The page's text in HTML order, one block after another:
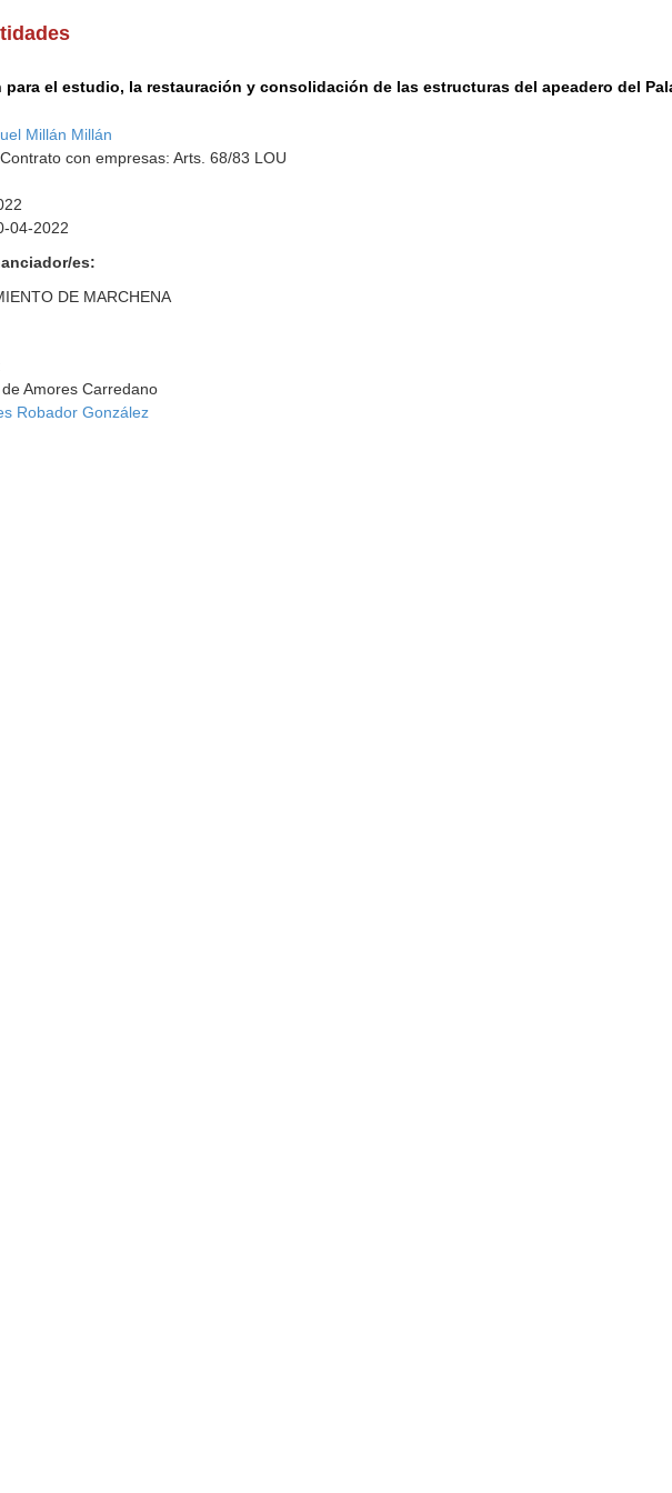
el estudio, la restauración y consolidación de las estructuras del apeadero del
Millán Millán
con empresas: Arts. 68/83 LOU
04-2022
es:
DE MARCHENA
Amores Carredano
Robador González